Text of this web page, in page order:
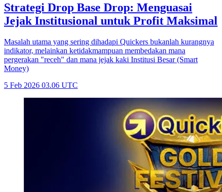
Strategi Drop Base Drop: Menguasai
Jejak Institusional untuk Profit Maksimal
Masalah utama yang sering dihadapi Quickers bukanlah kurangnya
indikator, melainkan ketidakmampuan membedakan mana
pergerakan "receh" dan mana jejak kaki Institusi Besar (Smart
Money)
5 Feb 2026 03.06 UTC